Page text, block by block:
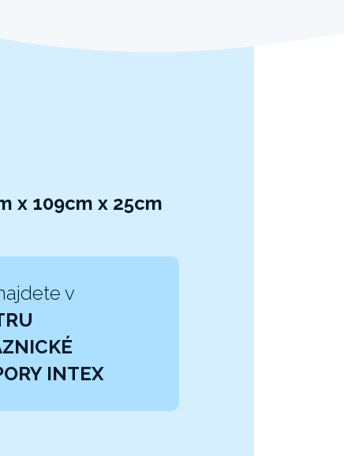
x 109cm x 25cm
v
INTEX